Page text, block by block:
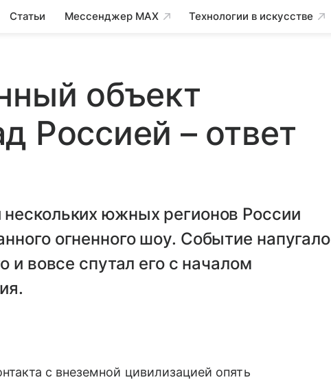
Статьи Мессенджер MAX Технологии в искусстве
объект
Россией – ответ
южных регионов России
огненного шоу. Событие напугало
и вовсе спутал его с началом
с внеземной цивилизацией опять